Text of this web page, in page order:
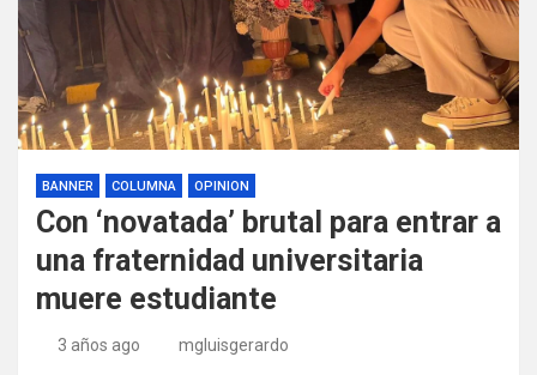
BANNER COLUMNA OPINION
Con ‘novatada’ brutal para entrar a
una fraternidad universitaria
muere estudiante
3 años ago mgluisgerardo